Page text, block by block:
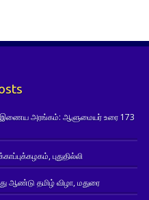
இணைய அரங்கம்: ஆளுமையர் உரை 173
புதுதில்லி
ஆண்டு தமிழ் விழா, மதுரை